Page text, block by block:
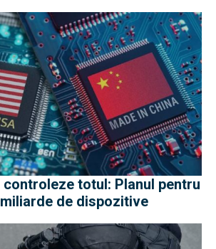
controleze totul: Planul pentru
de dispozitive